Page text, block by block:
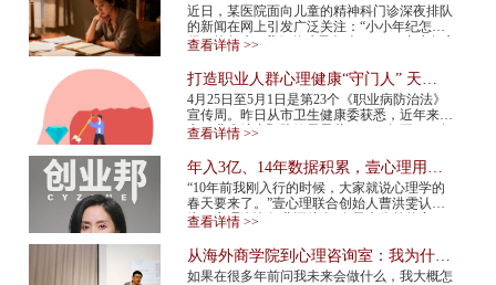
该如何预防？
近日，某医院面向儿童的精神科门诊深夜排队
的新闻在网上引发广泛关注：“小小年纪怎么
得了抑郁症”“我们的孩子怎么了”……青少年心
查看详情 >>
打造职业人群心理健康“守门人” 天津
市职业人群心理咨询平台上线
4月25日至5月1日是第23个《职业病防治法》
宣传周。昨日从市卫生健康委获悉，近年来我
市职业病综合预防效果显著，2015年至2024年
2024年...
查看详情 >>
年入3亿、14年数据积累，壹心理用AI
打造心理服务行业“小怪兽”
“10年前我刚入行的时候，大家就说心理学的
春天要来了。”壹心理联合创始人曹洪雯认
为，心理咨询行业还处在“春天来临前的寒
标准...
查看详情 >>
从海外商学院到心理咨询室：我为什么
在34岁决定转行
如果在很多年前问我未来会做什么，我大概怎